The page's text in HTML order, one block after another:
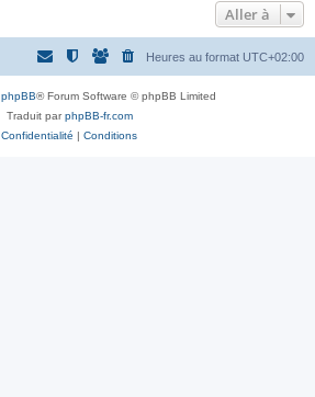
Aller à
Heures au format UTC+02:00
phpBB® Forum Software © phpBB Limited
Traduit parphpBB-fr.com
Confidentialité | Conditions